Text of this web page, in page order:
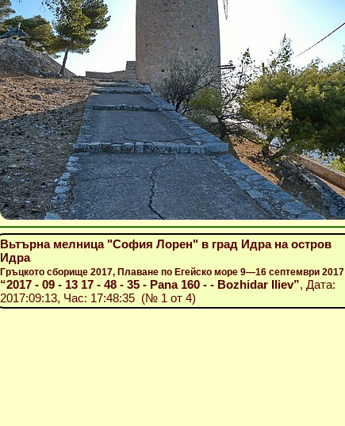
Вьтърна мелница "София Лорен" в град Идра на остров
Идра
Гръцкото сборище 2017, Плаване по Егейско море 9—16 септември 2017
“2017 - 09 - 13 17 - 48 - 35 - Pana 160 - - Bozhidar Iliev”, Дата:
2017:09:13, Час: 17:48:35 (№ 1 от 4)